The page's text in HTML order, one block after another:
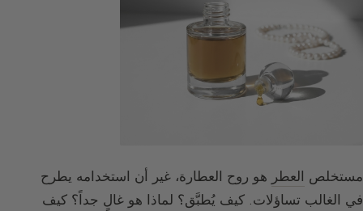
مستخلص العطر هو روح العطارة، غير أن استخدامه يطرح
في الغالب تساؤلات. كيف يُطبَّق؟ لماذا هو غالٍ جداً؟ كيف